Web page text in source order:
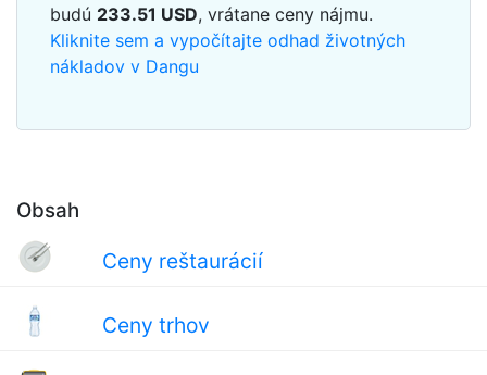
Obsah
Ceny reštaurácií
Ceny trhov
budú 233.51 USD, vrátane ceny nájmu.
Kliknite sem a vypočítajte odhad životných
nákladov v Dangu